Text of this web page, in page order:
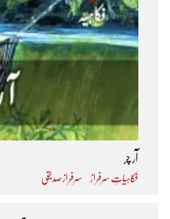
آر چر
فکاہیاتِ سرفراز سرفراز صدیقی